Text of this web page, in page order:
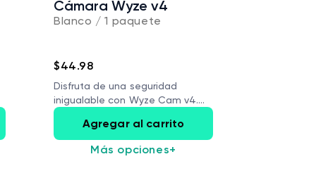
Cámara Wyze v4
Blanco / 1 paquete
$44.98
Disfruta de una seguridad
inigualable con Wyze Cam v4.
Su...
Agregar al carrito
Más opciones+